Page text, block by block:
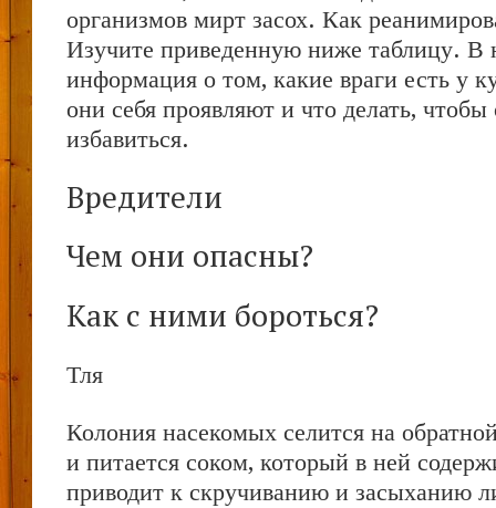
организмов мирт засох. Как
Изучите приведенную ниже таблицу. В
информация о том, какие враги есть у
они себя проявляют и что делать, чтобы
избавиться.
Вредители
Чем они опасны?
Как с ними бороться?
Тля
Колония насекомых селится на
и питается соком, который в ней
приводит к скручиванию и засыханию